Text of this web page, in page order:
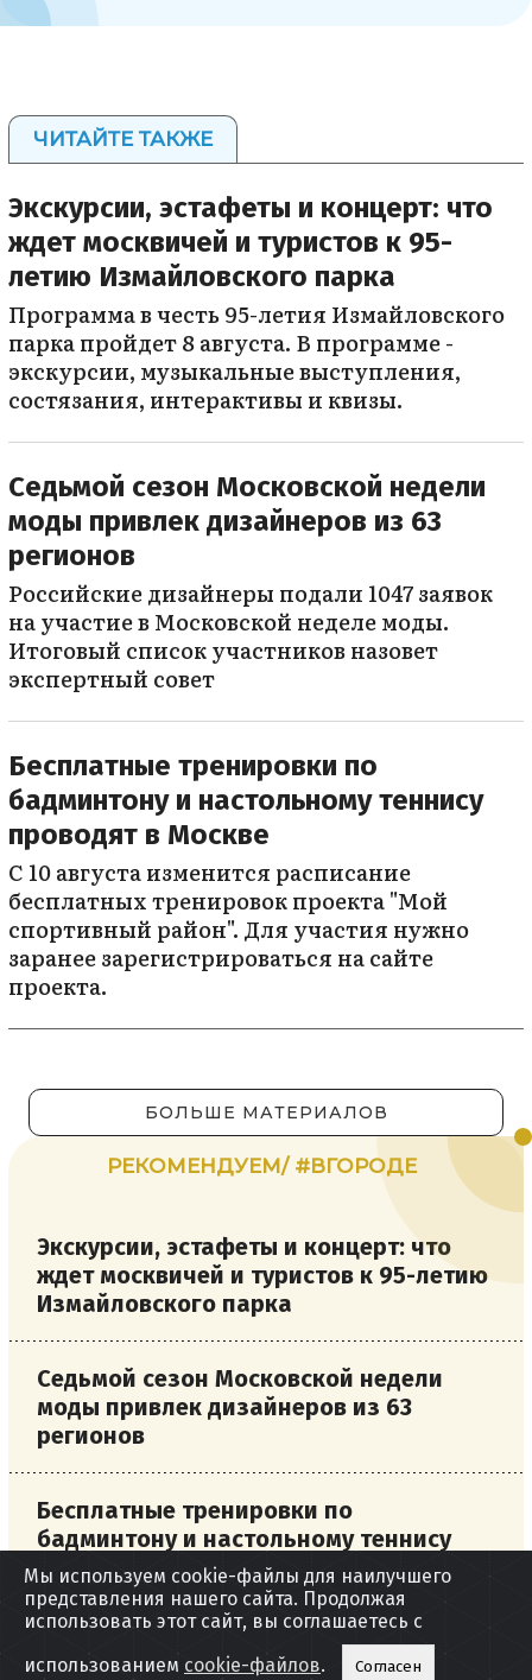
ЧИТАЙТЕ ТАКЖЕ
Экскурсии, эстафеты и концерт: что
ждет москвичей и туристов к 95-
летию Измайловского парка
Программа в честь 95-летия Измайловского
парка пройдет 8 августа. В программе -
экскурсии, музыкальные выступления,
состязания, интерактивы и квизы.
Седьмой сезон Московской недели
моды привлек дизайнеров из 63
регионов
Российские дизайнеры подали 1047 заявок
на участие в Московской неделе моды.
Итоговый список участников назовет
экспертный совет
Бесплатные тренировки по
бадминтону и настольному теннису
проводят в Москве
С 10 августа изменится расписание
бесплатных тренировок проекта "Мой
спортивный район". Для участия нужно
заранее зарегистрироваться на сайте
проекта.
БОЛЬШЕ МАТЕРИАЛОВ
РЕКОМЕНДУЕМ/ #ВГОРОДЕ
Экскурсии, эстафеты и концерт: что
ждет москвичей и туристов к 95-летию
Измайловского парка
Седьмой сезон Московской недели
моды привлек дизайнеров из 63
регионов
Бесплатные тренировки по
бадминтону и настольному теннису
проводят в Москве
СМОТРЕТЬ ВСЕ
Мы используем cookie-файлы для наилучшего
представления нашего сайта. Продолжая
использовать этот сайт, вы соглашаетесь с
использованием cookie-файлов. Согласен